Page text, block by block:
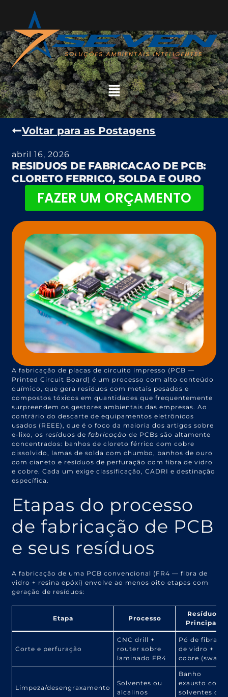
Voltar para as Postagens
abril 16, 2026
RESIDUOS DE FABRICACAO DE PCB:
CLORETO FERRICO, SOLDA E OURO
FAZER UM ORÇAMENTO
A fabricação de placas de circuito impresso (PCB —
Printed Circuit Board) é um processo com alto conteúdo
químico, que gera resíduos com metais pesados e
compostos tóxicos em quantidades que frequentemente
surpreendem os gestores ambientais das empresas. Ao
contrário do descarte de equipamentos eletrônicos
usados (REEE), que é o foco da maioria dos artigos sobre
e-lixo, os resíduos defabricação de PCBs são altamente
concentrados: banhos de cloreto férrico com cobre
dissolvido, lamas de solda com chumbo, banhos de ouro
com cianeto e resíduos de perfuração com fibra de vidro
e cobre. Cada um exige classificação, CADRI e destinação
específica.
Etapas do processo
de fabricação de PCB
e seus resíduos
A fabricação de uma PCB convencional (FR4 — fibra de
vidro + resina epóxi) envolve ao menos oito etapas com
geração de resíduos:
Etapa Processo
Resíduo
Principal
Corte e perfuração
CNC drill +
router sobre
laminado FR4
Pó de fibra
de vidro +
cobre (swarf)
Limpeza/desengraxamento
Solventes ou
alcalinos
Banho
exausto com
solventes ou